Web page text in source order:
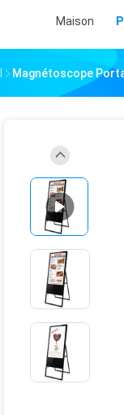
Maison
Magnétoscope